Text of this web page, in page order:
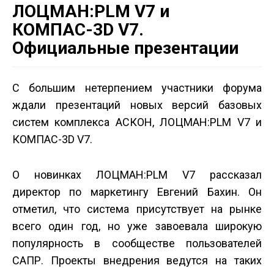
ЛОЦМАН:PLM V7 и
КОМПАС-3D V7.
Официальные презентации
С большим нетерпением участники форума
ждали презентаций новых версий базовых
систем комплекса АСКОН, ЛОЦМАН:PLM V7 и
КОМПАС-3D V7.
О новинках ЛОЦМАН:PLM V7 рассказал
директор по маркетингу Евгений Бахин. Он
отметил, что система присутствует на рынке
всего один год, но уже завоевала широкую
популярность в сообществе пользователей
САПР. Проекты внедрения ведутся на таких